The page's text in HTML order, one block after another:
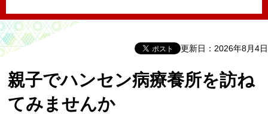
更新日：2026年8月4日
親子でハンセン病療養所を訪ね
てみませんか